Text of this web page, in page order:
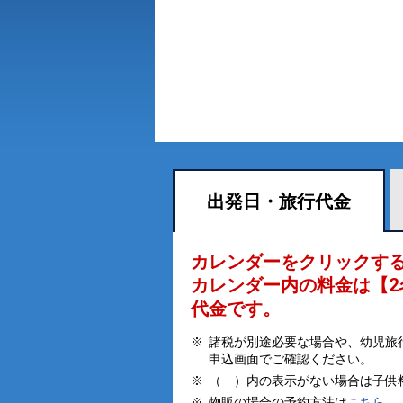
出発日・ 旅行代金
カレンダーをクリックす
カレンダー内の料金は 【2
代金です。
諸税が別途必要な場合や、幼児
申込画面でご確認ください。
（ ）内の表示がない場合は子供